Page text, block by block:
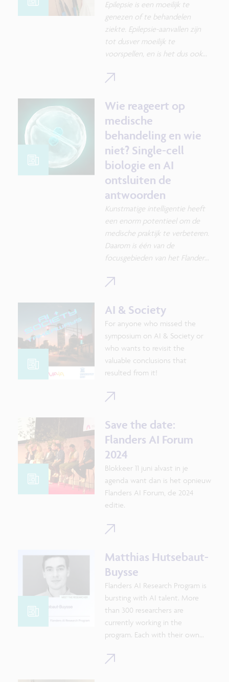
Epilepsie is een moeilijk te
genezen of te behandelen
ziekte. Epilepsie-aanvallen zijn
tot dusver moeilijk te
voorspellen, en is het dus ook
informatie over de aanvallen te
eindeloos lang in het ziekenhuis
te houden. Daarom startte het
Vlaams AI-
Onderzoeksprogramma (VAIOP)
vier jaar geleden een use case
om een mobiele opvolging van
epilepsiepatiënten mogelijk te
maken. Zo komen medici op
kortere tijd veel meer te weten
over de ziekte en kunnen ze
korter op de bal spelen bij de
behandeling.
Wie reageert op
medische
behandeling en wie
niet? Single-cell
biologie en AI
ontsluiten de
antwoorden
Kunstmatige intelligentie heeft
een enorm potentieel om de
medische praktijk te verbeteren.
Daarom is één van de
focusgebieden van het Flanders
rol van AI in gepersonaliseerde
op de use case 'Single Cell
Technologies', onder leiding van
Yvan Saeys (VIB-UGent).
Onderzoekers van verschillende
universiteiten in Vlaanderen
gebruiken AI en de grote
experimenten genereren om
patiëntspecifieke behandelingen
te verbeteren.
AI & Society
For anyone who missed the
symposium on AI & Society or
who wants to revisit the
valuable conclusions that
resulted from it!
Save the date:
Flanders AI Forum
2024
Blokkeer 11 juni alvast in je
agenda want dan is het opnieuw
Flanders AI Forum, de 2024
editie.
Matthias Hutsebaut-
Buysse
Flanders AI Research Program is
bursting with AI talent. More
than 300 researchers are
currently working in the
program. Each with their own
you like to meet them? Let’s